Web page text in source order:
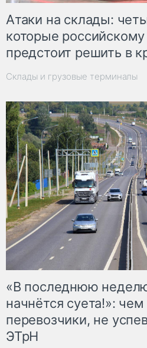
Атаки на склады:
которые
предстоит решить в
Склады и грузовые терминалы
«В последнюю
начнётся суета!»:
перевозчики, не
ЭТрН